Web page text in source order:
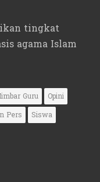
tingkat
agama Islam
Guru
Opini
Pers
Siswa